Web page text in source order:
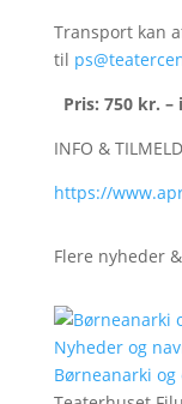
Transport kan
til
Pris: 750 kr.
INFO &
https://
Flere nyheder
Nyheder og
Børneanarki